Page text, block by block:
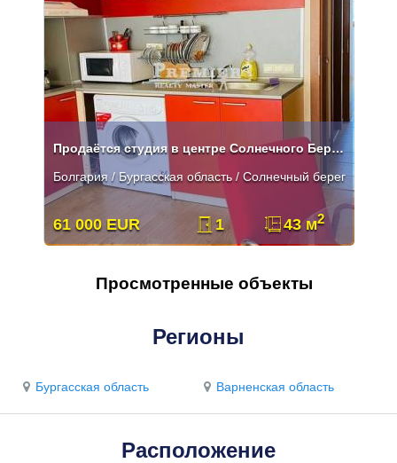
Продаётся студия в центре Солнечного Берега.
Болгария / Бургасская область / Солнечный берег
61 000 EUR 1 43 м2
Просмотренные объекты
Регионы
Бургасская область Варненская область
Расположение